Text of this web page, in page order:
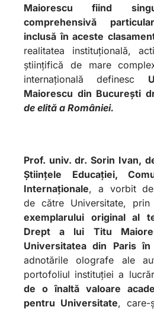
Maiorescu fiind
comprehensivă
inclusă în aceste
realitatea instituțională,
științifică de mare
internațională definesc
Maiorescu din București
de elită a României.
Prof. univ. dr. Sorin Ivan,
Științele Educației,
Internaționale, a vorbit
de către Universitate,
exemplarului original al
Drept a lui Titu
Universitatea din Paris în
adnotările olografe ale
portofoliul instituției a
de o înaltă valoare
pentru Universitate, care-